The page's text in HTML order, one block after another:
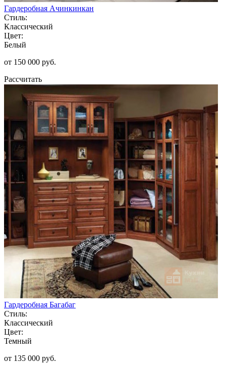
Гардеробная Ачинкинкан
Стиль:
Классический
Цвет:
Белый
от 150 000 руб.
Рассчитать
Гардеробная Багабаг
Стиль:
Классический
Цвет:
Темный
от 135 000 руб.